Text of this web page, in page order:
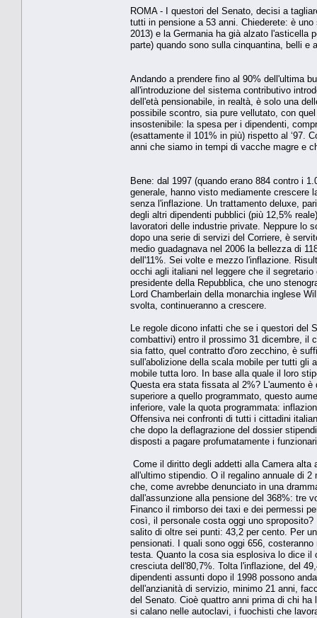
ROMA - I questori del Senato, decisi a
tutti in pensione a 53 anni. Chiederete: è
2013) e la Germania ha già alzato l'asticella
parte) quando sono sulla cinquantina, belli e
Andando a prendere fino al 90% dell'ultima
all'introduzione del sistema contributivo
dell'età pensionabile, in realtà, è solo una
possibile scontro, sia pure vellutato, con
insostenibile: la spesa per i dipendenti,
(esattamente il 101% in più) rispetto al ‘97.
anni che siamo in tempi di vacche magre e
Bene: dal 1997 (quando erano 884 contro i
generale, hanno visto mediamente crescere
senza l'inflazione. Un trattamento deluxe,
degli altri dipendenti pubblici (più 12,5%
lavoratori delle industrie private. Neppure lo
dopo una serie di servizi del Corriere, è
medio guadagnava nel 2006 la bellezza di
dell'11%. Sei volte e mezzo l'inflazione.
occhi agli italiani nel leggere che il
presidente della Repubblica, che uno
Lord Chamberlain della monarchia inglese
svolta, continueranno a crescere.
Le regole dicono infatti che se i questori del
combattivi) entro il prossimo 31 dicembre, il
sia fatto, quel contratto d'oro zecchino, è
sull'abolizione della scala mobile per tutti gli
mobile tutta loro. In base alla quale il loro
Questa era stata fissata al 2%? L'aumento
superiore a quello programmato, questo
inferiore, vale la quota programmata:
Offensiva nei confronti di tutti i cittadini
che dopo la deflagrazione del dossier
disposti a pagare profumatamente i
Come il diritto degli addetti alla Camera
all'ultimo stipendio. O il regalino annuale di
che, come avrebbe denunciato in una
dall'assunzione alla pensione del 368%: tre
Financo il rimborso dei taxi e dei permessi
così, il personale costa oggi uno
salito di oltre sei punti: 43,2 per cento. Per
pensionati. I quali sono oggi 656,
testa. Quanto la cosa sia esplosiva lo dice il
cresciuta dell'80,7%. Tolta l'inflazione, del
dipendenti assunti dopo il 1998 possono
dell'anzianità di servizio, minimo 21 anni,
del Senato. Cioè quattro anni prima di chi
si calano nelle autoclavi, i fuochisti che